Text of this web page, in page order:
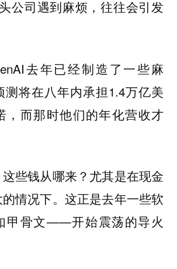
公司遇到麻烦，往往会引发
去年已经制造了一些麻
测将在八年内承担1.4万亿美
，而那时他们的年化营收才
些钱从哪来？尤其是在现金
情况下。这正是去年一些软
骨文——开始震荡的导火